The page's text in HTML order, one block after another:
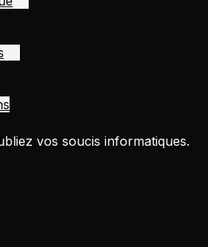
vos soucis informatiques.